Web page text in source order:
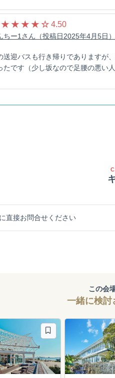
★ ★ ★ ★ ☆ 4.50
ちー1さん（投稿日2025年4月5日）
送迎バスも行き帰りでありますが
たです（少し坂なので足腰の悪い
直接お問合せください
この会
一緒に検討